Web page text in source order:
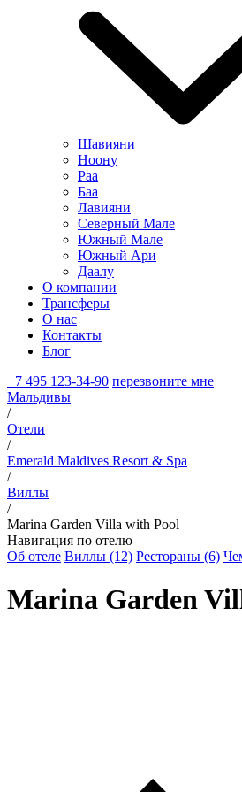
Шавияни
Ноону
Раа
Баа
Лавияни
Северный Мале
Южный Мале
Южный Ари
Даалу
О компании
Трансферы
О нас
Контакты
Блог
+7 495 123-34-90 перезвоните мне
Мальдивы
/
Отели
/
Emerald Maldives Resort & Spa
/
Виллы
/
Marina Garden Villa with Pool
Навигация по отелю
Об отеле Виллы (12) Рестораны (6)
Marina Garden